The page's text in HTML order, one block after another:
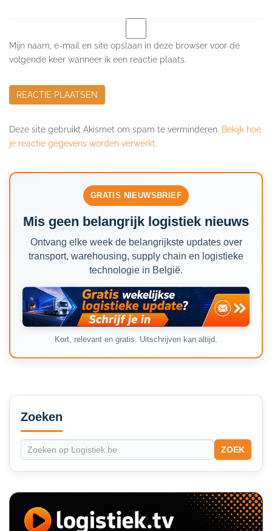
Mijn naam, e-mail en site opslaan in deze browser voor de
volgende keer wanneer ik een reactie plaats.
Deze site gebruikt Akismet om spam te verminderen. Bekijk hoe
je reactie gegevens worden verwerkt.
GRATIS NIEUWSBRIEF
Mis geen belangrijk logistiek nieuws
Ontvang elke week de belangrijkste updates over
transport, warehousing, supply chain en logistieke
technologie in België.
Kort, relevant en gratis. Uitschrijven kan altijd.
Secondary
Sidebar
Zoeken
ZOEK